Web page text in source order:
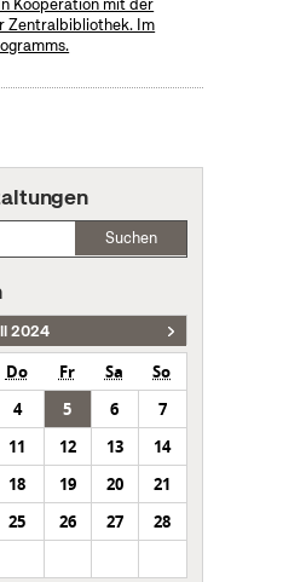
Zentralbibliothek. Im
Suchen
2024
Do Fr Sa
So
4 5 6
7
11 12 13
14
18 19 20
21
25 26 27
28